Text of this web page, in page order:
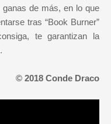
ganas de más, en lo que
tras “Book Burner”
te garantizan la
.
© 2018 Conde Draco